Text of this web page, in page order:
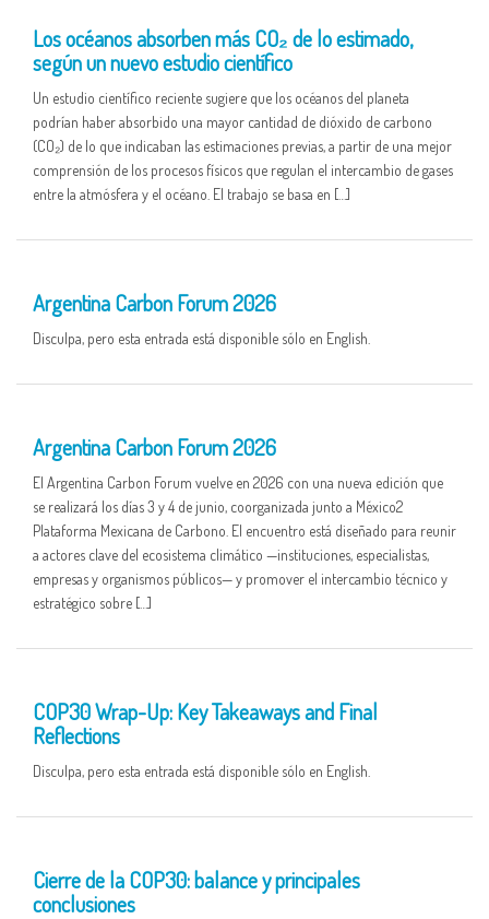
Los océanos absorben más CO₂ de lo estimado,
según un nuevo estudio científico
Un estudio científico reciente sugiere que los océanos del planeta
podrían haber absorbido una mayor cantidad de dióxido de carbono
(CO₂) de lo que indicaban las estimaciones previas, a partir de una mejor
comprensión de los procesos físicos que regulan el intercambio de gases
entre la atmósfera y el océano. El trabajo se basa en […]
Argentina Carbon Forum 2026
Disculpa, pero esta entrada está disponible sólo en English.
Argentina Carbon Forum 2026
El Argentina Carbon Forum vuelve en 2026 con una nueva edición que
se realizará los días 3 y 4 de junio, coorganizada junto a México2
Plataforma Mexicana de Carbono. El encuentro está diseñado para reunir
a actores clave del ecosistema climático —instituciones, especialistas,
empresas y organismos públicos— y promover el intercambio técnico y
estratégico sobre […]
COP30 Wrap-Up: Key Takeaways and Final
Reflections
Disculpa, pero esta entrada está disponible sólo en English.
Cierre de la COP30: balance y principales
conclusiones